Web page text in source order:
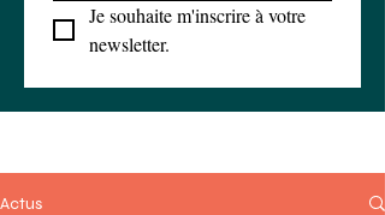
Je souhaite m'inscrire à votre
newsletter.
Actus